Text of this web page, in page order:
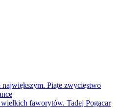
największym. Piąte zwycięstwo
faworytów. Tadej Pogacar